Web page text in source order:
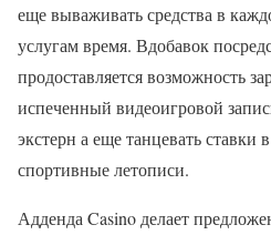
еще вываживать средства в
услугам время. Вдобавок
продоставляется возможность
испеченный видеоигровой
экстерн а еще танцевать ставки
спортивные летописи.
Адденда Casino делает